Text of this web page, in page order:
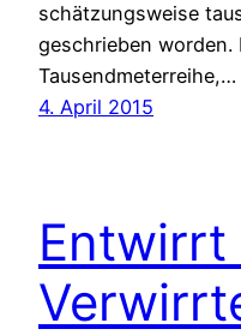
schätzungsweise
geschrieben worden.
Tausendmeterreihe,…
4. April 2015
Entwirrt